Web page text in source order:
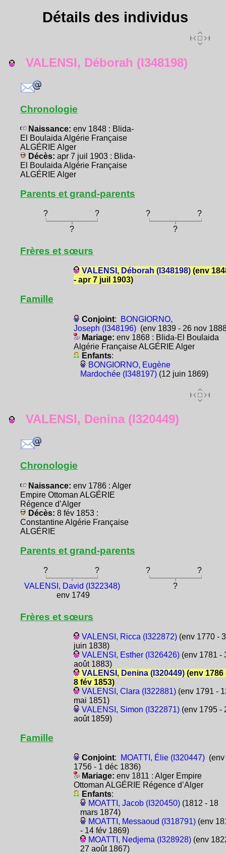
Détails des individus
VALENSI, Déborah (I348198)
Chronologie
Naissance: env 1848 : Blida-
El Boulaida Algérie Française
ALGÉRIE Alger
Décès: apr 7 juil 1903 : Blida-
El Boulaida Algérie Française
ALGÉRIE Alger
Parents et grand-parents
? ? ?
?
?
?
Frères et sœurs
VALENSI, Déborah (I348198)(env
- apr 7 juil 1903)
Famille
Conjoint:
BONGIORNO,
Joseph (I348196)(env 1839 - 26 nov
Mariage: env 1868 : Blida-El Boulaida
Algérie Française ALGÉRIE Alger
Enfants:
BONGIORNO, Eugène
Mardochée (I348197)(12 juin 1869)
VALENSI, Denina (I320449)
Chronologie
Naissance: env 1786 : Alger
Empire Ottoman ALGÉRIE
Régence d’Alger
Décès: 8 fév 1853 :
Constantine Algérie Française
ALGÉRIE
Parents et grand-parents
? ? ?
?
VALENSI, David (I322348)
env 1749
?
Frères et sœurs
VALENSI, Ricca (I322872)(env 1770 - 3
juin 1838)
VALENSI, Esther (I326426)(env 1781 -
août 1883)
VALENSI, Denina (I320449)(env 1786
8 fév 1853)
VALENSI, Clara (I322881)(env 1791 -
mai 1851)
VALENSI, Simon (I322871)(env 1795 -
août 1859)
Famille
Conjoint: MOATTI, Élie (I320447)(env
1756 - 1 déc 1836)
Mariage: env 1811 : Alger Empire
Ottoman ALGÉRIE Régence d’Alger
Enfants:
MOATTI, Jacob (I320450)(1812 - 18
mars 1874)
MOATTI, Messaoud (I318791)(env
- 14 fév 1869)
MOATTI, Nedjema (I328928)(env
27 août 1867)